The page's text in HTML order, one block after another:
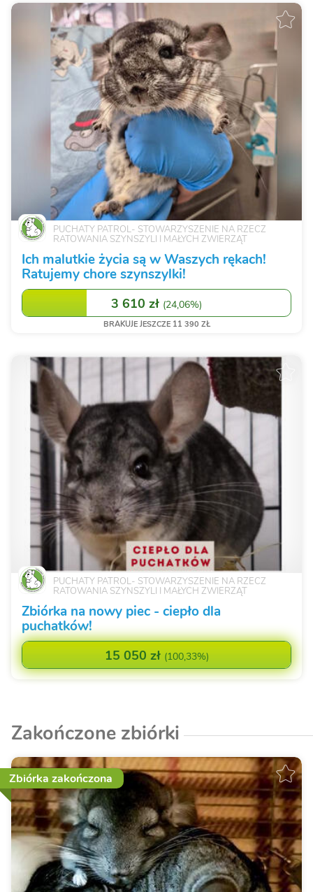
PUCHATY PATROL- STOWARZYSZENIE NA RZECZ
RATOWANIA SZYNSZYLI I MAŁYCH ZWIERZĄT
Ich malutkie życia są w Waszych rękach!
Ratujemy chore szynszylki!
3 610 zł (24,06%)
BRAKUJE JESZCZE 11 390 ZŁ
PUCHATY PATROL- STOWARZYSZENIE NA RZECZ
RATOWANIA SZYNSZYLI I MAŁYCH ZWIERZĄT
Zbiórka na nowy piec - ciepło dla
puchatków!
15 050 zł (100,33%)
Zakończone zbiórki
Zbiórka zakończona